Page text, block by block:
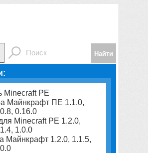
Minecraft PE
Майнкрафт ПЕ 1.1.0,
0.16.0
Minecraft PE 1.2.0,
1.0.0
Майнкрафт 1.2.0, 1.1.5,